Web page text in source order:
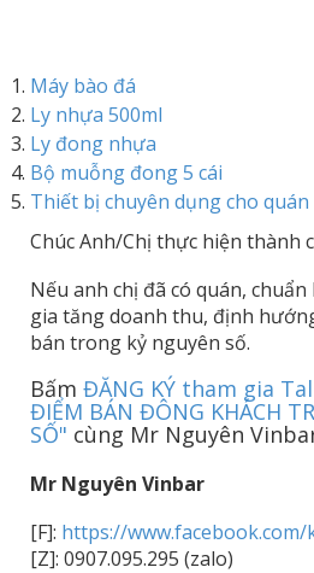
Máy bào đá
Ly nhựa 500ml
Ly đong nhựa
Bộ muỗng đong 5 cái
Thiết bị chuyên dụng cho quán
Chúc Anh/Chị thực hiện thành
Nếu anh chị đã có quán,
gia tăng doanh thu, định
bán trong kỷ nguyên số.
Bấm ĐĂNG KÝ tham gia
ĐIỂM BÁN ĐÔNG KHÁCH
SỐ" cùng Mr Nguyên
Mr Nguyên Vinbar
[F]: https://
[Z]: 0907.095.295 (zalo)